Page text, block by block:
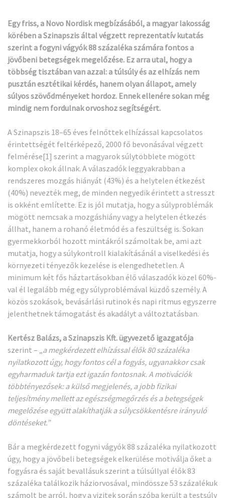
Egy friss, a Novo Nordisk megbízásából, a magyar lakosság
körében a Szinapszis által végzett reprezentatív kutatás
szerint a fogyni vágyók 88 százaléka számára fontos a
jövőbeni betegségek megelőzése. Ez arra utal, hogy a
többség tisztában van azzal: a túlsúly és az elhízás nem
pusztán esztétikai kérdés, hanem olyan állapot, amely
súlyos szövődményeket hordoz. Ennek ellenére sokan még
mindig nem fordulnak orvoshoz segítségért.
A Szinapszis 18–65 éves felnőttek elhízással kapcsolatos
érintettségét feltérképező, 2000 fő bevonásával végzett
felmérése[1] szerint a magyarok súlytöbblete mögött
komplex okok állnak. A válaszadók leggyakrabban a
rendszeres mozgás hiányát (43%) és a helytelen étkezést
(40%) nevezték meg, de minden negyedik érintett a stresszt
is okként említette. Ez is jól mutatja, hogy a súlyproblémák
mögött nemcsak a mozgáshiány vagy a helytelen étkezés
állhat, hanem a rohanó életmód és a feszültség is. Sokan
gyermekkorból hozott mintákról számoltak be, ami azt
mutatja, hogy a súlykontroll kialakításánál a viselkedési és
környezeti tényezők kezelése is elengedhetetlen. A
minimum két fős háztartásokban élő válaszadók közel 60%-
val él legalább még egy súlyproblémával küzdő személy. A
közös szokások, bevásárlási rutinok és napi ritmus egyszerre
jelenthetnek támogatást és akadályt a változtatásban.
Kertész Balázs, a Szinapszis Kft. ügyvezető igazgatója
szerint – „a megkérdezett elhízással élők 80 százaléka
nyilatkozott úgy, hogy fontos cél a fogyás, ugyanakkor csak
egyharmaduk tartja ezt igazán fontosnak. A motivációk
többtényezősek: a külső megjelenés, a jobb fizikai
teljesítmény mellett az egészségmegőrzés és a betegségek
megelőzése együtt alakíthatják a súlycsökkentésre irányuló
döntéseket.”
Bár a megkérdezett fogyni vágyók 88 százaléka nyilatkozott
úgy, hogy a jövőbeli betegségek elkerülése motiválja őket a
fogyásra és saját bevallásuk szerint a túlsúllyal élők 83
százaléka találkozik háziorvosával, mindössze 53 százalékuk
számolt be arról, hogy a vizitek során szóba került a testsúly